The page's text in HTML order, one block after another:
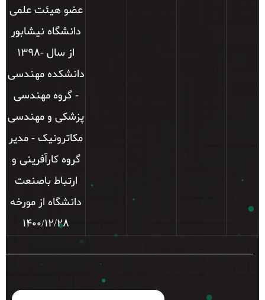
عضو هیئت علمی
دانشگاه نیشابور
از سال -1398
دانشکده مهندسی
- گروه مهندسی
پزشکی و مهندسی
مکاترونیک - مدیر
گروه کارآفرینی و
ارتباط باصنعت
دانشگاه از مورخه
1400/12/28